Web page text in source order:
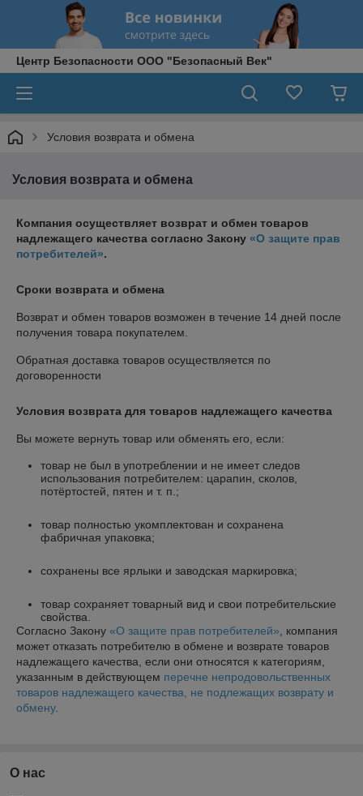
Центр Безопасности ООО "Безопасный Век"
Условия возврата и обмена
Условия возврата и обмена
Компания осуществляет возврат и обмен товаров
надлежащего качества согласно Закону «О защите прав
потребителей».
Сроки возврата и обмена
Возврат и обмен товаров возможен в течение 14 дней после
получения товара покупателем.
Обратная доставка товаров осуществляется по
договоренности
Условия возврата для товаров надлежащего качества
Вы можете вернуть товар или обменять его, если:
товар не был в употреблении и не имеет следов
использования потребителем: царапин, сколов,
потёртостей, пятен и т. п.;
товар полностью укомплектован и сохранена
фабричная упаковка;
сохранены все ярлыки и заводская маркировка;
товар сохраняет товарный вид и свои потребительские
свойства.
Согласно Закону «О защите прав потребителей» , компания
может отказать потребителю в обмене и возврате товаров
надлежащего качества, если они относятся к категориям,
указанным в действующем перечне непродовольственных
товаров надлежащего качества, не подлежащих возврату и
обмену.
О нас